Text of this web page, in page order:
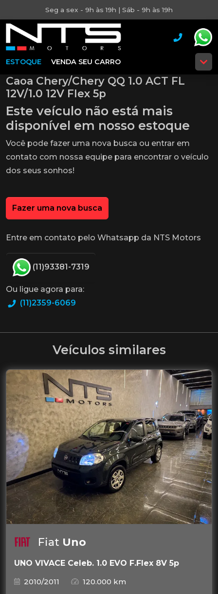
Seg a sex - 9h às 19h | Sáb - 9h às 19h
ESTOQUE VENDA SEU CARRO
Caoa Chery/Chery QQ 1.0 ACT FL
12V/1.0 12V Flex 5p
Este veículo não está mais
disponível em nosso estoque
Você pode fazer uma nova busca ou entrar em
contato com nossa equipe para encontrar o veículo
dos seus sonhos!
Fazer uma nova busca
Entre em contato pelo Whatsapp da NTS Motors
(11)93381-7319
Ou ligue agora para:
(11)2359-6069
Veículos similares
Fiat Uno
UNO VIVACE Celeb. 1.0 EVO F.Flex 8V 5p
2010/2011
120.000 km